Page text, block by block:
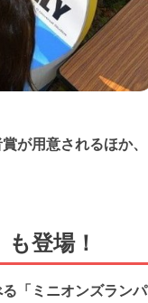
が用意されるほか、
登場！
「ミニオンズランパ